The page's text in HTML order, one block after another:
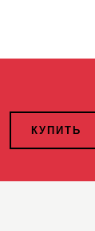
КУПИТЬ